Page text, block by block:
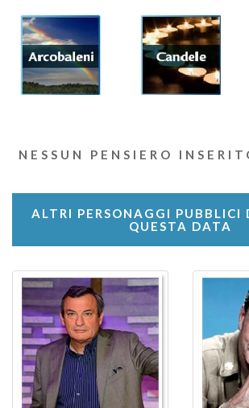
NESSUN PENSIERO
ALTRI PERSONAGGI PUBBLICI
QUESTA DATA